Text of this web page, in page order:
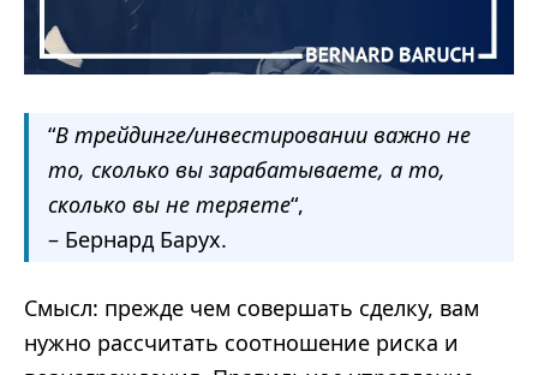
“В трейдинге/инвестировании важно не
то, сколько вы зарабатываете, а то,
сколько вы не теряете“,
– Бернард Барух.
Смысл: прежде чем совершать сделку, вам
нужно рассчитать соотношение риска и